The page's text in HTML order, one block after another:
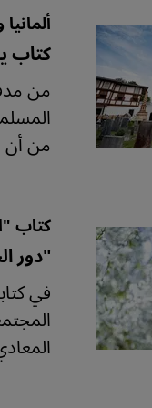
كتاب يحكي
من
من أن
كتاب
"دور
في